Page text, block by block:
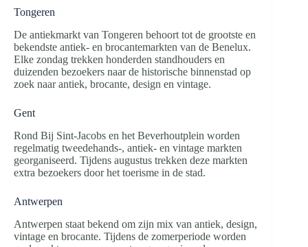
Tongeren
De antiekmarkt van Tongeren behoort tot de grootste en
bekendste antiek- en brocantemarkten van de Benelux.
Elke zondag trekken honderden standhouders en
duizenden bezoekers naar de historische binnenstad op
zoek naar antiek, brocante, design en vintage.
Gent
Rond Bij Sint-Jacobs en het Beverhoutplein worden
regelmatig tweedehands-, antiek- en vintage markten
georganiseerd. Tijdens augustus trekken deze markten
extra bezoekers door het toerisme in de stad.
Antwerpen
Antwerpen staat bekend om zijn mix van antiek, design,
vintage en brocante. Tijdens de zomerperiode worden